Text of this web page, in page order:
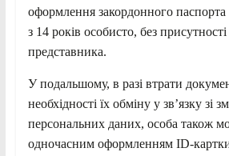
оформлення закордонного
з 14 років особисто, без
представника.
У подальшому, в разі втрати
необхідності їх обміну у зв’язку зі
персональних даних, особа також
одночасним оформленням ID-